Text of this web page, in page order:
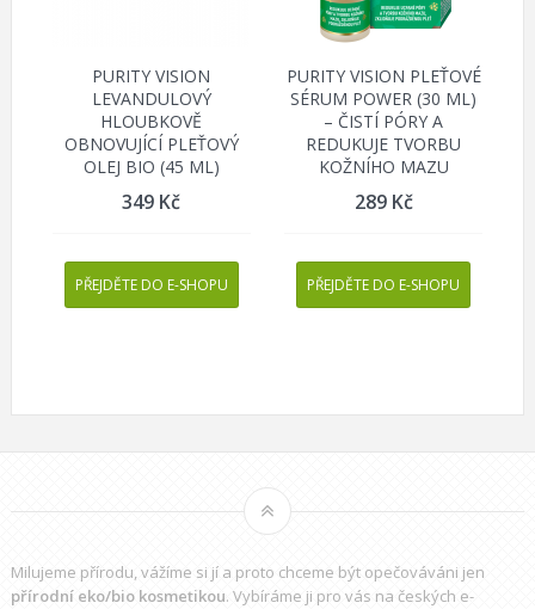
PURITY VISION
LEVANDULOVÝ
HLOUBKOVĚ
OBNOVUJÍCÍ PLEŤOVÝ
OLEJ BIO (45 ML)
349 Kč
PŘEJDĚTE DO E-SHOPU
PURITY VISION PLEŤOVÉ
SÉRUM POWER (30 ML)
– ČISTÍ PÓRY A
REDUKUJE TVORBU
KOŽNÍHO MAZU
289 Kč
PŘEJDĚTE DO E-SHOPU
Milujeme přírodu, vážíme si jí a proto chceme být opečováváni jen
přírodní eko/bio kosmetikou. Vybíráme ji pro vás na českých e-